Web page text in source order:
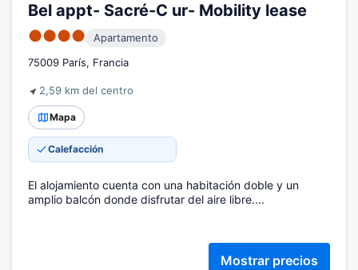
Bel appt- Sacré-C ur- Mobility lease
●●●●
Apartamento
75009 París, Francia
2,59 km del centro
Mapa
Calefacción
El alojamiento cuenta con una habitación doble y un
amplio balcón donde disfrutar del aire libre....
Mostrar precios